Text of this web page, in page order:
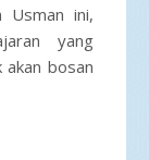
Usman ini,
yang
bosan